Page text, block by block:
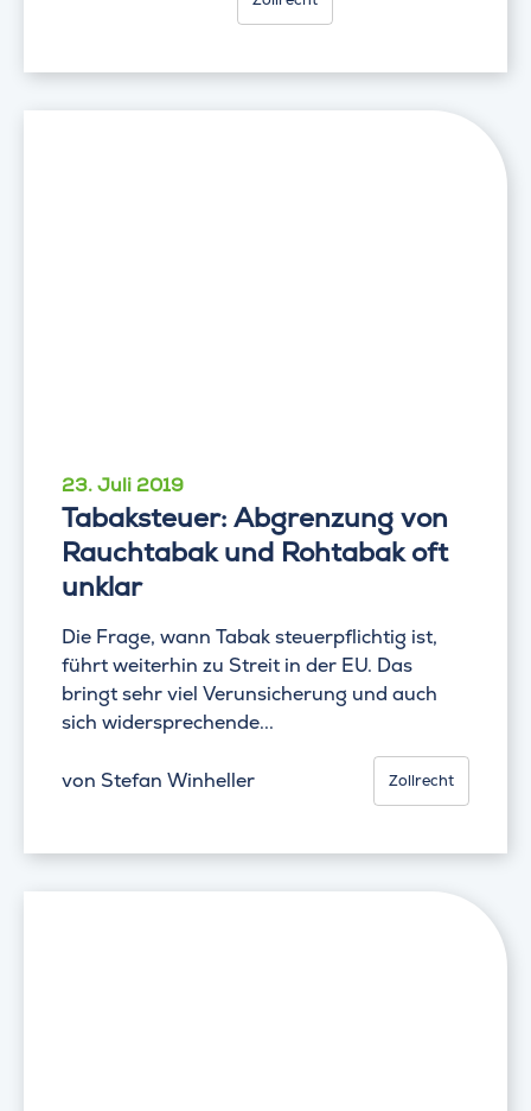
23. Juli 2019
Tabaksteuer: Abgrenzung von
Rauchtabak und Rohtabak oft
unklar
Die Frage, wann Tabak steuerpflichtig ist,
führt weiterhin zu Streit in der EU. Das
bringt sehr viel Verunsicherung und auch
sich widersprechende...
von Stefan Winheller Zollrecht